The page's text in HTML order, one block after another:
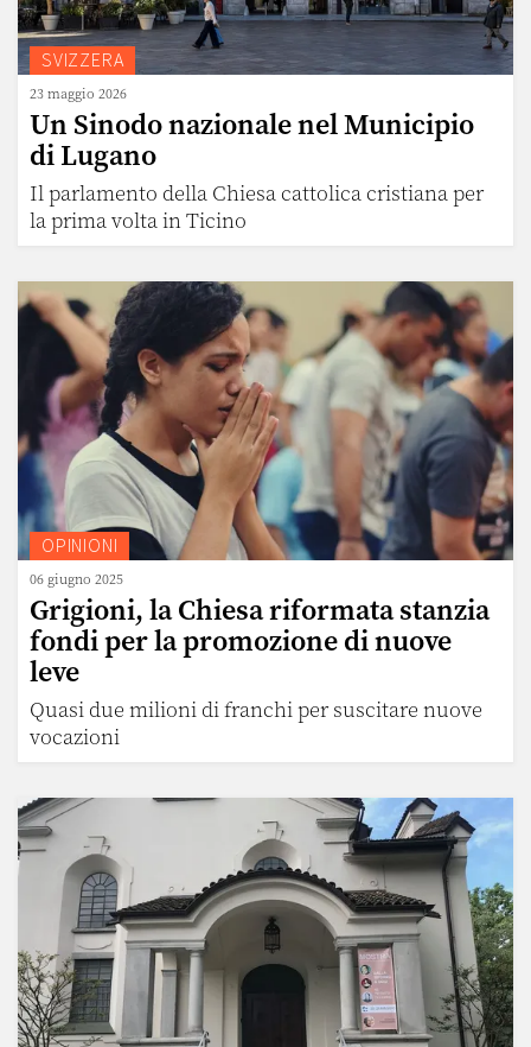
SVIZZERA
23 maggio 2026
Un Sinodo nazionale nel Municipio
di Lugano
Il parlamento della Chiesa cattolica cristiana per
la prima volta in Ticino
OPINIONI
06 giugno 2025
Grigioni, la Chiesa riformata stanzia
fondi per la promozione di nuove
leve
Quasi due milioni di franchi per suscitare nuove
vocazioni